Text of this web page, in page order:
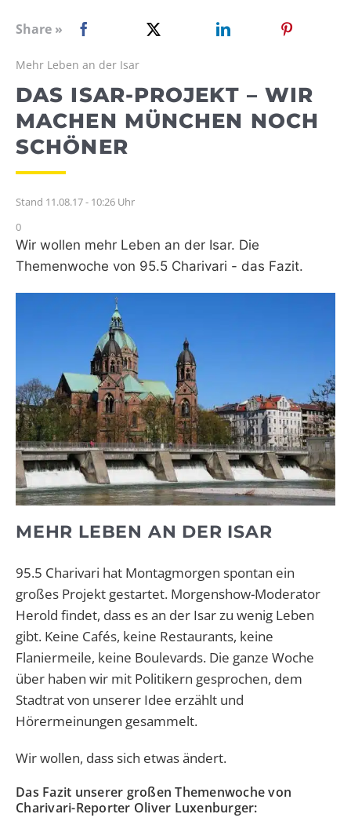
WEBRADIO
Share »
Mehr Leben an der Isar
DAS ISAR-PROJEKT – WIR
MACHEN MÜNCHEN NOCH
SCHÖNER
Stand 11.08.17 - 10:26 Uhr
0
Wir wollen mehr Leben an der Isar. Die
Themenwoche von 95.5 Charivari - das Fazit.
MEHR LEBEN AN DER ISAR
95.5 Charivari hat Montagmorgen spontan ein
großes Projekt gestartet. Morgenshow-Moderator
Herold findet, dass es an der Isar zu wenig Leben
gibt. Keine Cafés, keine Restaurants, keine
Flaniermeile, keine Boulevards. Die ganze Woche
über haben wir mit Politikern gesprochen, dem
Stadtrat von unserer Idee erzählt und
Hörermeinungen gesammelt.
Wir wollen, dass sich etwas ändert.
Das Fazit unserer großen Themenwoche von
Charivari-Reporter Oliver Luxenburger: